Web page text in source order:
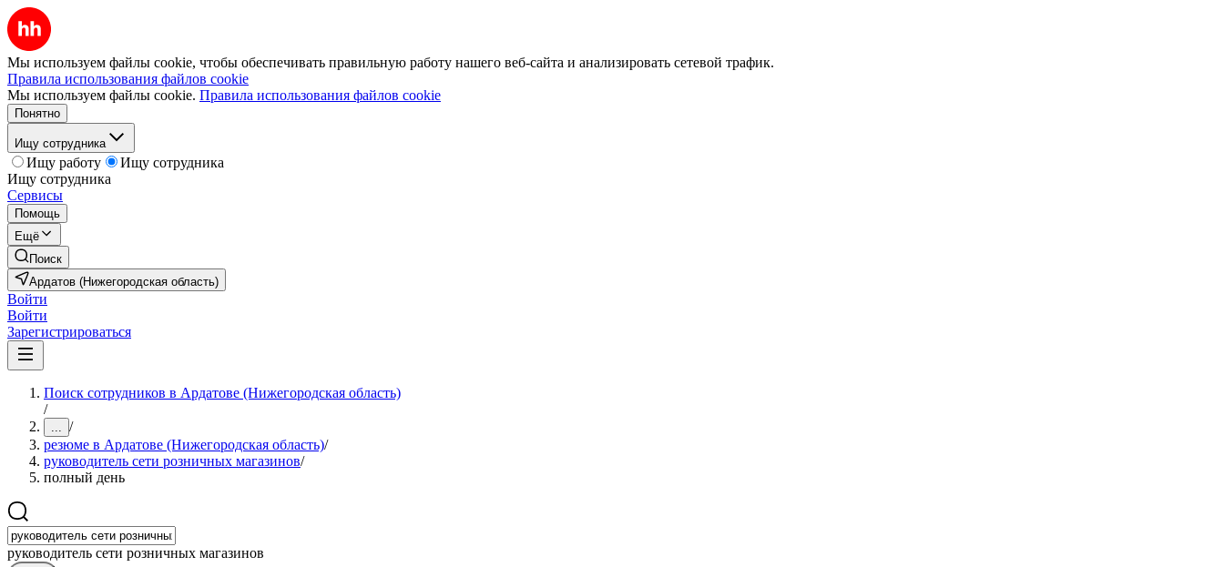
Мы используем файлы cookie, чтобы обеспечивать правильную работу нашего веб-сайта и анализировать сетевой трафик.
Правила использования файлов cookie
Мы используем файлы cookie. Правила использования файлов cookie
Понятно
Ищу сотрудника
Ищу работу
Ищу сотрудника
Ищу сотрудника
Сервисы
Помощь
Ещё
Поиск
Ардатов (Нижегородская область)
Войти
Войти
Зарегистрироваться
Поиск сотрудников в Ардатове (Нижегородская область)
/
... /
резюме в Ардатове (Нижегородская область)/
руководитель сети розничных магазинов/
полный день
руководитель сети розничных магазинов